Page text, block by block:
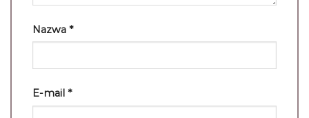
Nazwa *
E-mail *